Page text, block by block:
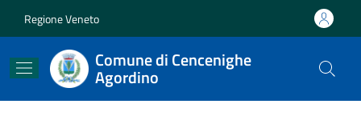
Regione Veneto
Comune di Cencenighe
Agordino